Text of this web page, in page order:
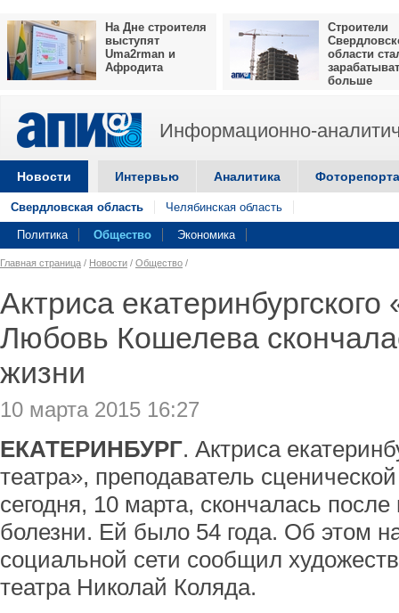
На Дне строителя
выступят
Uma2rman и
Афродита
Строители
области
больше
Информационно-
Новости Интервью Аналитика
Свердловская область Челябинская область
Политика Общество Экономика
Главная страница / Новости / Общество /
Актриса
Любовь Кошелева
жизни
10 марта 2015 16:27
ЕКАТЕРИНБУРГ. Актриса
театра», преподаватель
сегодня, 10 марта, скончалась
болезни. Ей было 54 года. Об этом
социальной сети сообщил
театра Николай Коляда.